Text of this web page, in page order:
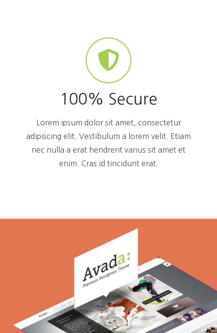
100% Secure
Lorem ipsum dolor sit amet, consectetur
adipiscing elit. Vestibulum a lorem velit. Etiam
nec nulla a erat hendrerit varius sit amet et
enim. Cras id tincidunt erat.